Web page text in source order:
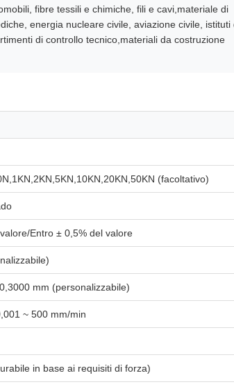
fibre tessili e chimiche, fili e cavi,materiale di
energia nucleare civile, aviazione civile, istituti
di controllo tecnico,materiali da costruzione
(facoltativo)
Entro ± 0,5% del valore
mm (personalizzabile)
~ 500 mm/min
in base ai requisiti di forza)